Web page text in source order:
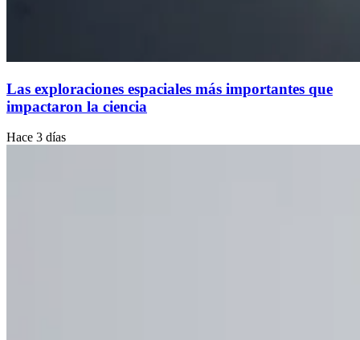
Las exploraciones espaciales más importantes que
impactaron la ciencia
Hace 3 días